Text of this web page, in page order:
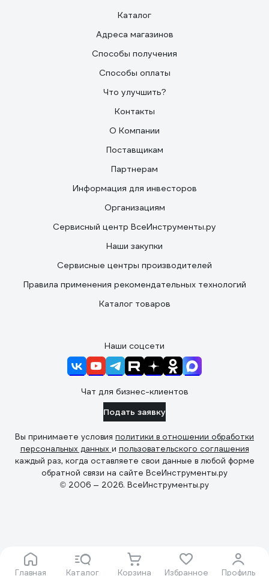
Главная Каталог Корзина Избранное Профиль
Каталог
Адреса магазинов
Способы получения
Способы оплаты
Что улучшить?
Контакты
О Компании
Поставщикам
Партнерам
Информация для инвесторов
Организациям
Сервисный центр ВсеИнструменты.ру
Наши закупки
Сервисные центры производителей
Правила применения рекомендательных технологий
Каталог товаров
Наши соцсети
Чат для бизнес-клиентов
Подать заявку
Вы принимаете условия политики в отношении обработки
персональных данных и пользовательского соглашения
каждый раз, когда оставляете свои данные в любой форме
обратной связи на сайте ВсеИнструменты.ру
© 2006 — 2026. ВсеИнструменты.ру